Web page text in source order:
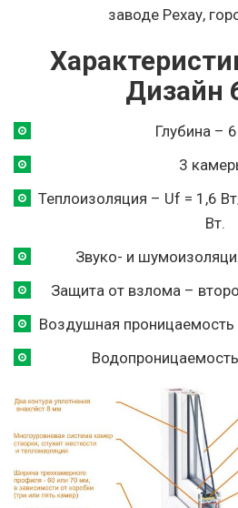
заводе Рехау,
Дизайн
Глубина –
3
Теплоизоляция – Uf = 1,6
Вт.
Звуко- и
Защита от взлома –
Воздушная проницаемость